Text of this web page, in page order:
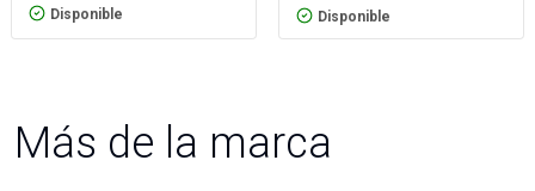
Disponible Disponible
Más de la marca